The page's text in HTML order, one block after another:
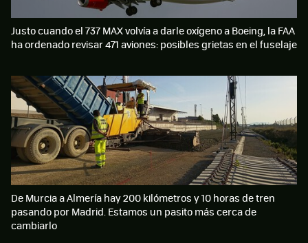
Justo cuando el 737 MAX volvía a darle oxígeno a Boeing, la FAA
ha ordenado revisar 471 aviones: posibles grietas en el fuselaje
De Murcia a Almería hay 200 kilómetros y 10 horas de tren
pasando por Madrid. Estamos un pasito más cerca de
cambiarlo